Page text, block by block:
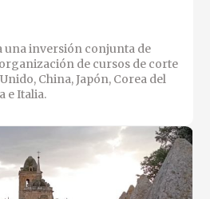
una inversión conjunta de
de cursos de corte
China, Japón, Corea del
e Italia.